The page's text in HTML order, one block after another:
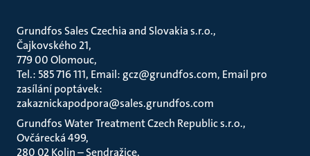
Grundfos Sales Czechia and Slovakia s.r.o.
Čajkovského 21
779 00 Olomouc
Tel.: 585 716 111, Email: gcz@grundfos.com, Email pro
zasílání poptávek:
zakaznickapodpora@sales.grundfos.com
Grundfos Water Treatment Czech Republic s.r.o.
Ovčárecká 499
280 02 Kolin – Sendražice